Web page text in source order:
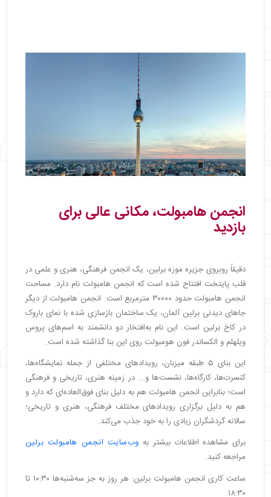
انجمن هامبولت، مکانی عالی برای
بازدید
دقیقاً روبروی جزیره موزه برلین، یک انجمن فرهنگی، هنری و علمی در
قلب پایتخت افتتاح شده است که انجمن هامبولت نام دارد. مساحت
انجمن هامبولت حدود ۳۰۰۰۰ مترمربع است. انجمن هامبولت از دیگر
جاهای دیدنی برلین آلمان، یک ساختمان بازسازی شده با نمای باروک
در کاخ برلین است. این نام به‌افتخار دو دانشمند به اسم‌های پروس
ویلهلم و الکساندر فون هومبولت روی این بنا گذاشته شده است.
این بنای ۵ طبقه میزبان، رویدادهای مختلفی از جمله نمایشگاه‌ها،
کنسرت‌ها، کارگاه‌ها، نشست‌ها و... در زمینه هنری، تاریخی و فرهنگی
است؛ بنابراین انجمن هامبولت هم به دلیل بنای فوق‌العاده‌ای که دارد و
هم به دلیل برگزاری رویدادهای مختلف فرهنگی، هنری و تاریخی؛
سالانه گردشگران زیادی را به خود جذب می‌کند.
برای مشاهده اطلاعات بیشتر به وب‌سایت انجمن هامبولت برلین
مراجعه کنید.
ساعت کاری انجمن هامبولت برلین: هر روز به جز سه‌شنبه‌ها ۱۰:۳۰ تا
۱۸:۳۰